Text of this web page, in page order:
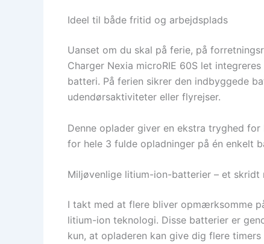
Ideel til både fritid og arbejdsplads
Uanset om du skal på ferie, på
Charger Nexia microRIE 60S let
batteri. På ferien sikrer den indbyggede
udendørsaktiviteter eller flyrejser.
Denne oplader giver en ekstra tryghed
for hele 3 fulde opladninger på én enkelt
Miljøvenlige litium-ion-batterier – et
I takt med at flere bliver opmærksomme
litium-ion teknologi. Disse batterier er
kun, at opladeren kan give dig flere